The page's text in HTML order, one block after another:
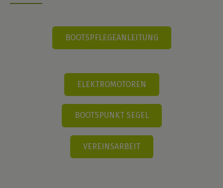
BOOTSPFLEGEANLEITUNG
ELEKTROMOTOREN
BOOTSPUNKT SEGEL
VEREINSARBEIT